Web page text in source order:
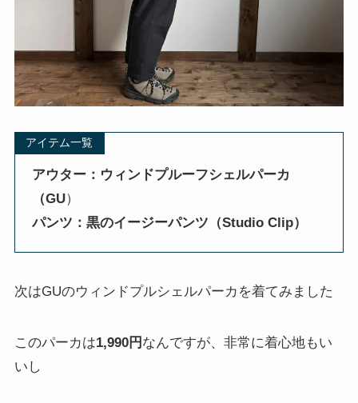
アイテム一覧
アウター：ウィンドプルーフシェルパーカ
（GU）
パンツ：黒のイージーパンツ（Studio Clip）
次はGUのウィンドプルシェルパーカを着てみました
このパーカは1,990円 なんですが、非常に着心地もい
いし